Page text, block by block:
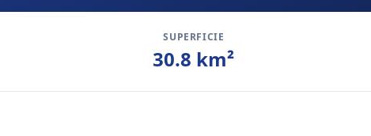
SUPERFICIE
30.8 km²